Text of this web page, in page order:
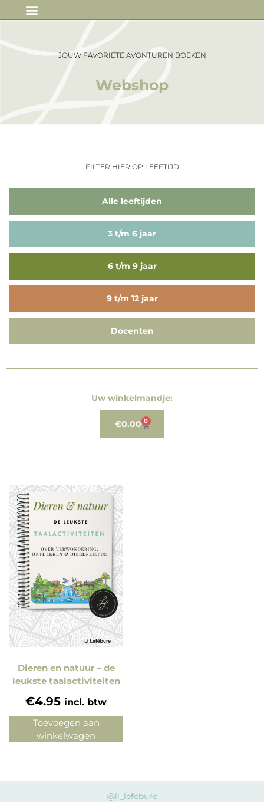
JOUW FAVORIETE AVONTUREN BOEKEN
Webshop
FILTER HIER OP LEEFTIJD
Alle leeftijden
3 t/m 6 jaar
6 t/m 9 jaar
9 t/m 12 jaar
Docenten
Uw winkelmandje:
€0.00 0
Dieren en natuur – de
leukste taalactiviteiten
€4.95 incl. btw
Toevoegen aan
winkelwagen
@li_lefebure